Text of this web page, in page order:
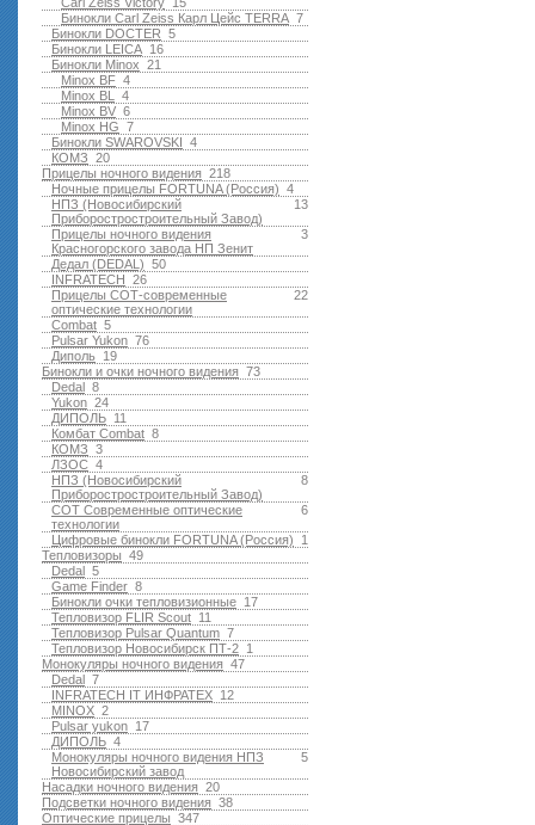
7
Бинокли Carl Zeiss Карл Цейс TERRA
5
Бинокли DOCTER
16
Бинокли LEICA
21
Бинокли Minox
4
Minox BF
4
Minox BL
6
Minox BV
7
Minox HG
4
Бинокли SWAROVSKI
20
КОМЗ
218
Прицелы ночного видения
4
Ночные прицелы FORTUNA (Россия)
13
НПЗ (Новосибирский
Приборостростроительный Завод)
3
Прицелы ночного видения
Красногорского завода НП Зенит
50
Дедал (DEDAL)
26
INFRATECH
22
Прицелы СОТ-современные
оптические технологии
5
Combat
76
Pulsar Yukon
19
Диполь
73
Бинокли и очки ночного видения
8
Dedal
24
Yukon
11
ДИПОЛЬ
8
Комбат Combat
3
КОМЗ
4
ЛЗОС
8
НПЗ (Новосибирский
Приборостростроительный Завод)
6
СОТ Современные оптические
технологии
1
Цифровые бинокли FORTUNA (Россия)
49
Тепловизоры
5
Dedal
8
Game Finder
17
Бинокли очки тепловизионные
11
Тепловизор FLIR Scout
7
Тепловизор Pulsar Quantum
1
Тепловизор Новосибирск ПТ-2
47
Монокуляры ночного видения
7
Dedal
12
INFRATECH IT ИНФРАТЕХ
2
MINOX
17
Pulsar yukon
4
ДИПОЛЬ
5
Монокуляры ночного видения НПЗ
Новосибирский завод
20
Насадки ночного видения
38
Подсветки ночного видения
347
Оптические прицелы